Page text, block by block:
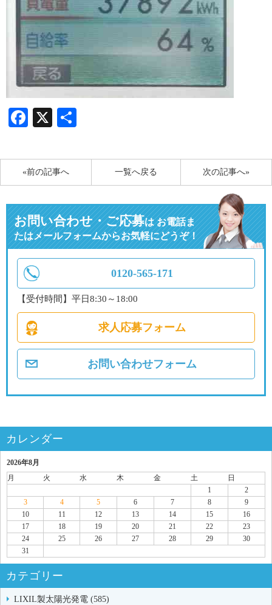
Facebook
X
«前の記事へ 次の記事へ»
一覧へ戻る
お問い合わせ・ご応募はお電話ま
たはメールフォームからお気軽にどうぞ！
0120-565-171
【受付時間】平日8:30～18:00
求人応募フォーム
お問い合わせフォーム
カレンダー
2026年8月
月
火 水 木 金 土
日
1
2
3
4 5 6 7 8
9
10
11 12 13 14 15
16
17
18 19 20 21 22
23
24
25 26 27 28 29
30
31
カテゴリー
LIXIL製太陽光発電 (585)